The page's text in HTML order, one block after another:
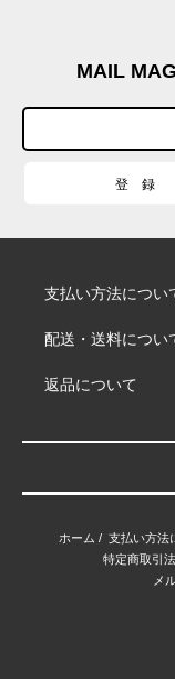
MAIL
支払い方法につい
配送・送料につい
返品について
ホーム / 支払い方法
特定商取引
メ